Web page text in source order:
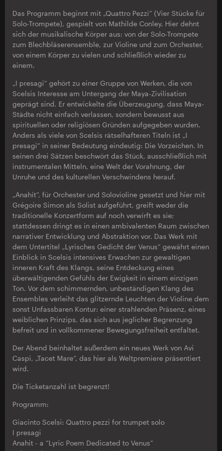
Das Programm beginnt mit „Quattro Pezzi“ (Vier Stücke für
Solo-Trompete), gespielt von Mathilde Conley. Hier dehnt
sich der musikalische Körper aus: von der Solo-Trompete
zum Blechbläserensemble, zur Violine und zum Orchester,
von einem Körper zu vielen und schließlich wieder zu
einem.
„I presagi“ gehört zu einer Gruppe von Werken, die von
Scelsis Interesse am Untergang der Maya-Zivilisation
geprägt sind. Er entwickelte die Überzeugung, dass Maya-
Städte nicht einfach verlassen, sondern bewusst aus
spirituellen oder religiösen Gründen aufgegeben wurden.
Anders als viele von Scelsis rätselhafteren Titeln ist „I
presagi“ in seiner Bedeutung eindeutig: Die Vorzeichen. In
seinen drei Sätzen beschwört das Stück, ausschließlich mit
instrumentalen Mitteln, eine Welt der Vorahnung, der
Unruhe und des kulturellen Verschwindens herauf.
„Anahit“, für Orchester und Solovioline gesetzt und hier mit
Grégoire Simon als Solist aufgeführt, greift weder die
traditionelle Konzertform auf noch verwirft es sie;
stattdessen dringt es in einen ambivalenten Raum zwischen
narrativer Entwicklung und Abstraktion vor. Das Werk mit
dem Untertitel „Lyrisches Gedicht der Venus“ gewährt einen
Einblick in Scelsis intensives Erwachen zur gewaltigen
inneren Kraft des Klangs, seine Entdeckung eines
überwältigenden Gefühls der Ewigkeit in einem einzigen
Ton. Vor dem schimmernden, unbeständigen Klang des
Ensembles verleiht das glitzernde Leuchten der Violine dem
sonst Unfassbaren Kontur: einer strahlenden Präsenz, eines
weiblichen Prinzips, das sich aus jeglicher Begrenzung
befreit und in vollkommener Bewegungsfreiheit entfaltet.
Der Abend beinhaltet außerdem ein neues Werk von Avi
Caspi, „Tacet Mare“, das hier als Weltpremiere präsentiert
wird.
Die Ticketanzahl ist begrenzt!
Programm:
Giacinto Scelsi: Quattro pezzi for trumpet solo
I presagi
Anahit - a “Lyric Poem Dedicated to Venus”